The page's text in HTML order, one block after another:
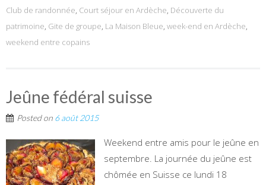
Club de randonnée, Court séjour en Ardèche, Découverte du
patrimoine, Gite de groupe, La Maison Bleue, week-end en Ardèche,
weekend entre copains
Jeûne fédéral suisse
Posted on 6 août 2015
Weekend entre amis pour le jeûne en
septembre. La journée du jeûne est
chômée en Suisse ce lundi 18